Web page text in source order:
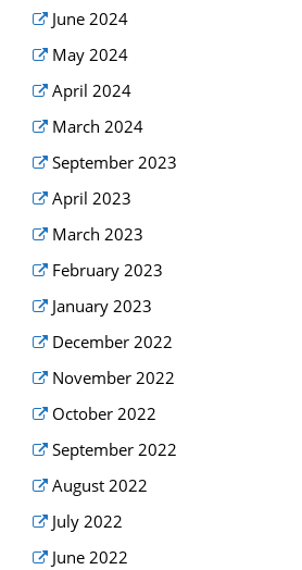
June 2024
May 2024
April 2024
March 2024
September 2023
April 2023
March 2023
February 2023
January 2023
December 2022
November 2022
October 2022
September 2022
August 2022
July 2022
June 2022